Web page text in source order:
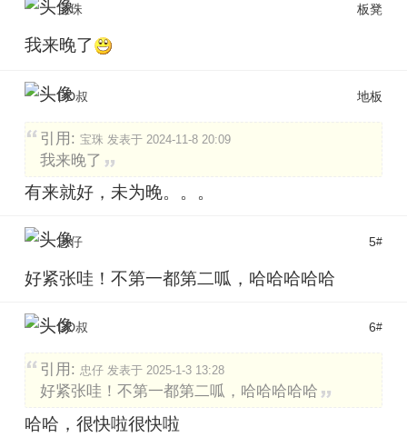
板凳
宝珠
我来晚了
地板
DD叔
引用: 宝珠 发表于 2024-11-8 20:09
我来晚了
有来就好，未为晚。。。
5#
忠仔
好紧张哇！不第一都第二呱，哈哈哈哈哈
6#
DD叔
引用: 忠仔 发表于 2025-1-3 13:28
好紧张哇！不第一都第二呱，哈哈哈哈哈
哈哈，很快啦很快啦